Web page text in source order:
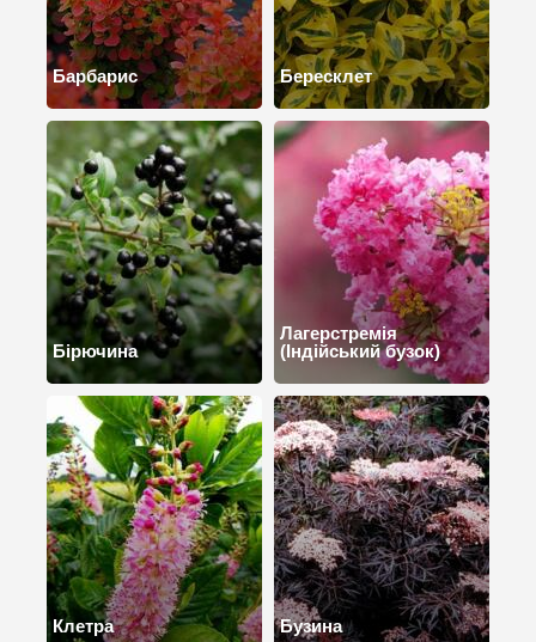
Барбарис Бересклет
Бірючина
Лагерстремія
(Індійський бузок)
Клетра Бузина